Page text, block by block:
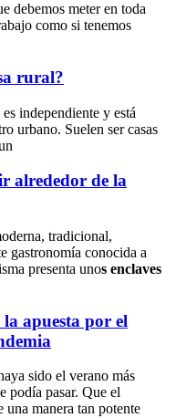
debemos meter en toda
como si tenemos
rural?
independiente y está
urbano. Suelen ser casas
alrededor de la
tradicional,
gastronomía conocida a
presenta unos enclaves
la apuesta por el
sido el verano más
podía pasar. Que el
una manera tan potente